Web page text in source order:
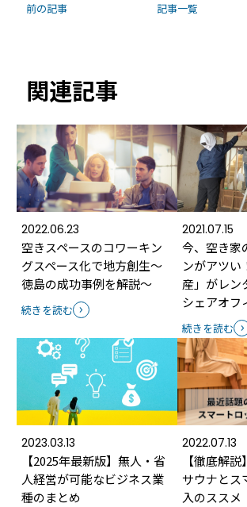
前の記事 記事一覧
関連記事
2022.06.23
空きスペースのコワーキン
グスペース化で地方創生～
徳島の成功事例を解説～
続きを読む
2021.07.15
今、空き家
ンがアツい
産」がレン
シェアオフ
続きを読む
2023.03.13
【2025年最新版】無人・省
人経営が可能なビジネス業
種のまとめ
2022.07.13
【徹底解
サウナとス
入のススメ